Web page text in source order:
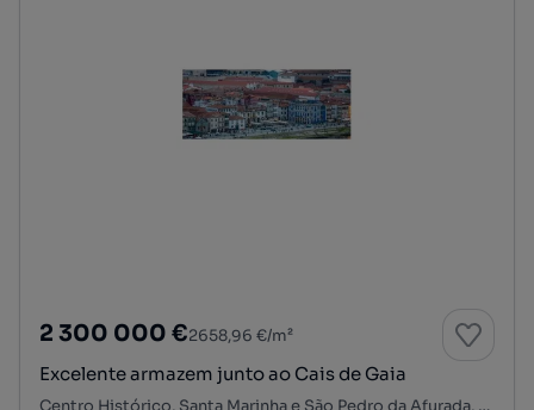
2 300 000 €2658,96 €/m²
Excelente armazem junto ao Cais de Gaia
Centro Histórico, Santa Marinha e São Pedro da Afurada, Vila Nova de Gaia, Porto